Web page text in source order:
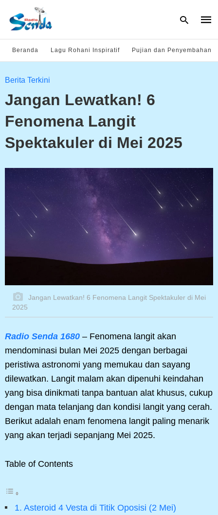
Beranda Lagu Rohani Inspiratif Pujian dan Penyembahan
Berita Terkini
Jangan Lewatkan! 6
Fenomena Langit
Spektakuler di Mei 2025
Jangan Lewatkan! 6 Fenomena Langit Spektakuler di Mei
2025
Radio Senda 1680 – Fenomena langit akan
mendominasi bulan Mei 2025 dengan berbagai
peristiwa astronomi yang memukau dan sayang
dilewatkan. Langit malam akan dipenuhi keindahan
yang bisa dinikmati tanpa bantuan alat khusus, cukup
dengan mata telanjang dan kondisi langit yang cerah.
Berikut adalah enam fenomena langit paling menarik
yang akan terjadi sepanjang Mei 2025.
Table of Contents
1. Asteroid 4 Vesta di Titik Oposisi (2 Mei)